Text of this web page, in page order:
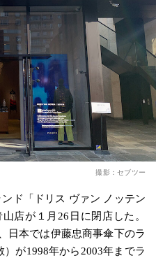
撮影：セブツー
ド「ドリス ヴァン ノッテン
山店が１月26日に閉店した。
日本では伊藤忠商事傘下のラ
が1998年から2003年までラ